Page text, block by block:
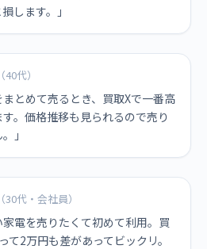
します。」
代）
まとめて売るとき、買取Xで一番高
。価格推移も見られるので売り
」
30代・会社員）
家電を売りたくて初めて利用。買
て2万円も差があってビックリ。